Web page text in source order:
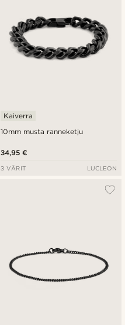
10mm musta ranneketju
Kaiverra
34,95 €
3 VÄRIT LUCLEON